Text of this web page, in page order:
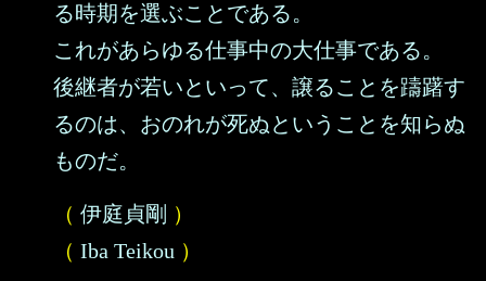
る時期を選ぶことである。
これがあらゆる仕事中の大仕事である。
後継者が若いといって、譲ることを躊躇す
るのは、おのれが死ぬということを知らぬ
ものだ。
（ 伊庭貞剛 ）
（ Iba Teikou ）